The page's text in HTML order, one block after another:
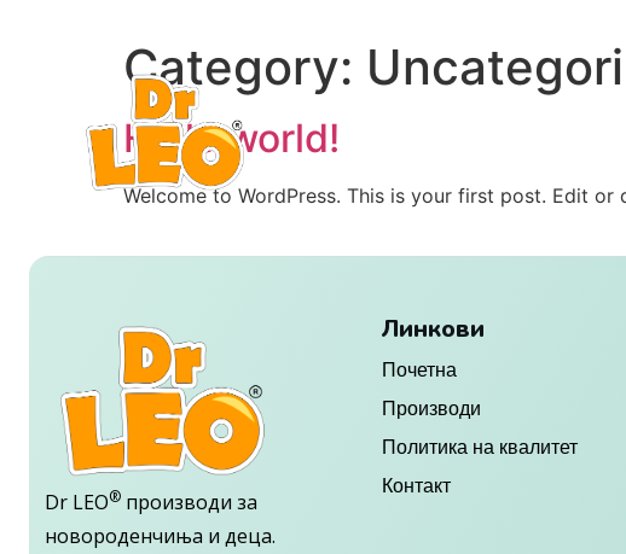
Category:
Hello world!
Welcome to WordPress. This is your first post. Edit
Dr LEO® производи за
новороденчиња и деца.
Линкови
Почетна
Производи
Политика на квалитет
Контакт